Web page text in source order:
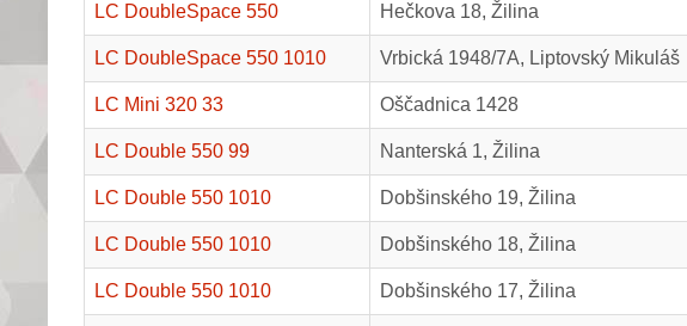
LC DoubleSpace 550 Hečkova 18, Žilina
LC DoubleSpace 550 1010 Vrbická 1948/7A, Liptovský Mikuláš
LC Mini 320 33 Oščadnica 1428
LC Double 550 99 Nanterská 1, Žilina
LC Double 550 1010 Dobšinského 19, Žilina
LC Double 550 1010 Dobšinského 18, Žilina
LC Double 550 1010 Dobšinského 17, Žilina